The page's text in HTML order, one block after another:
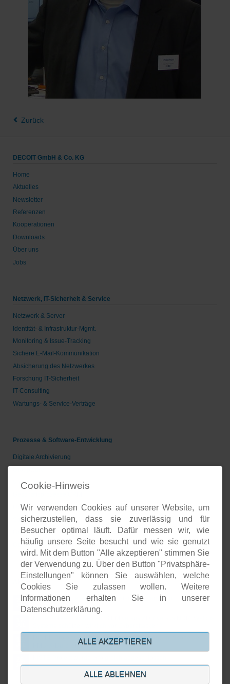
Zurück
DECOIT GmbH & Co. KG
Home
Aktuelles
Newsletter
Referenzen
Kooperationen
Downloads
Über uns
Jobs
Netzwerk, IT-Sicherheit & Service
Netzwerk & Server
Identität- & Infrastruktur-Mgmt.
Monitoring & Issue-Tracking
Sichere E-Mail-Kommunikation
Absicherung des Netzwerkes
Forschung IT-Sicherheit
IT-Consulting
Wartungs- & Service-Verträge
Prozesse & Software-Entwicklung
Digitale Archivierung
Voice-over-IP
Unternehmenspräsenzen
Software-Entwicklung
Onlineshops
Open-Source-Support
24.
JUL
Open Source basierte SIEM-Systeme im Vergleich
DiStEL-Projekts bei Bosch in Renningen stand im Scope der
PMD-X-Durchstichprojekte
JUN
Cookie-Hinweis
Wir verwenden Cookies auf unserer Website, um
sicherzustellen, dass sie zuverlässig und für
Besucher optimal läuft. Dafür messen wir, wie
häufig unsere Seite besucht und wie sie genutzt
wird. Mit dem Button "Alle akzeptieren" stimmen Sie
der Verwendung zu. Über den Button "Privatsphäre-
Einstellungen" können Sie auswählen, welche
Cookies Sie zulassen wollen. Weitere
Informationen erhalten Sie in unserer
Datenschutzerklärung.
ALLE AKZEPTIEREN
ALLE ABLEHNEN